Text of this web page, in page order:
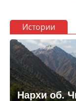
Истории
Нархи об.